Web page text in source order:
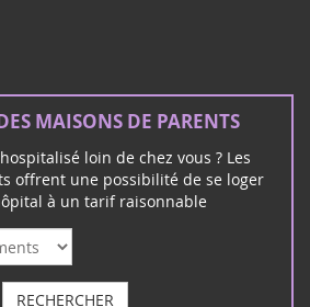
MAISONS DE PARENTS
loin de chez vous ? Les
offrent une possibilité de se loger
à un tarif raisonnable
RECHERCHER